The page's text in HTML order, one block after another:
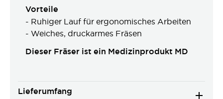
Vorteile
- Ruhiger Lauf für ergonomisches Arbeiten
- Weiches, druckarmes Fräsen
Dieser Fräser ist ein Medizinprodukt MD
Lieferumfang